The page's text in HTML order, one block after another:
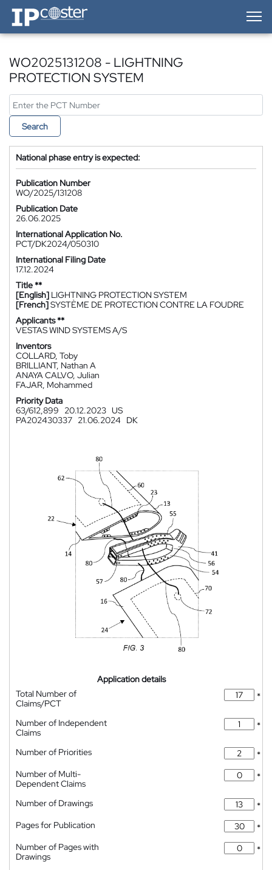
IP-Coster — Home
WO2025131208 - LIGHTNING
PROTECTION SYSTEM
Search
National phase entry is expected:
Publication Number
WO/2025/131208
Publication Date
26.06.2025
International Application No.
PCT/DK2024/050310
International Filing Date
17.12.2024
Title **
[English] LIGHTNING PROTECTION SYSTEM
[French]SYSTÈME DE PROTECTION CONTRE LA FOUDRE
Applicants **
VESTAS WIND SYSTEMS A/S
Inventors
COLLARD, Toby
BRILLIANT, Nathan A
ANAYA CALVO, Julian
FAJAR, Mohammed
Priority Data
63/612,899
20.12.2023 US
PA202430337 21.06.2024 DK
Application details
Total Number of
Claims/PCT
*
Number of Independent
Claims
*
Number of Priorities
*
Number of Multi-
Dependent Claims
*
Number of Drawings
*
Pages for Publication
*
Number of Pages with
Drawings
*